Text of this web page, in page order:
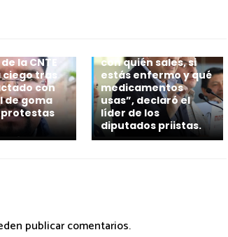
la CNTE
tras
con
de goma
con quién sales, si
estás enfermo y qué
medicamentos
usas”, declaró el
líder de los
diputados priistas.
publicar comentarios.